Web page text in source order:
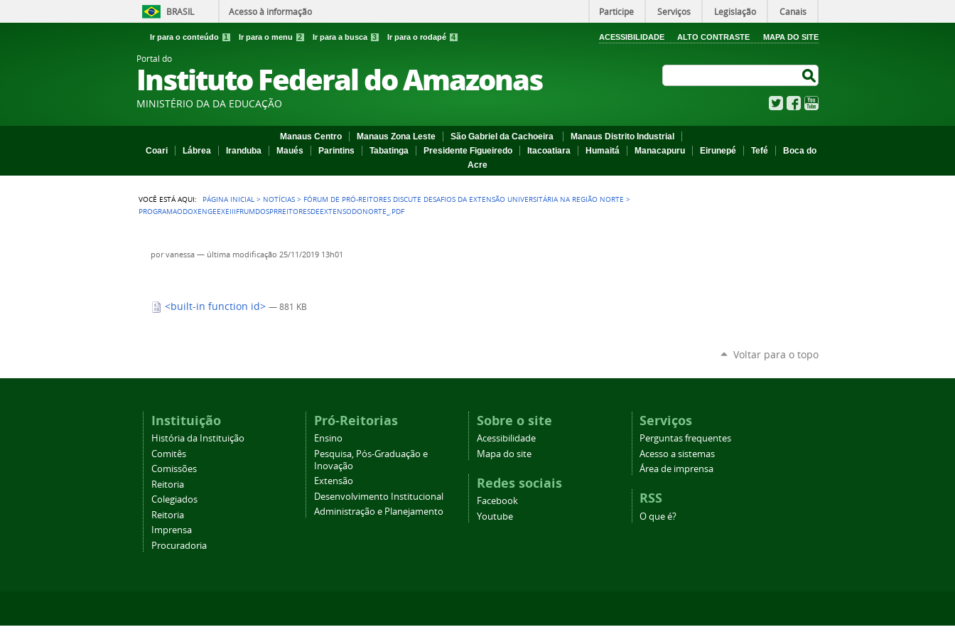
BRASIL Acesso à informação Participe Serviços Legislação Canais
Ir para o conteúdo 1 Ir para o menu 2 Ir para a busca 3 Ir para o rodapé 4 ACESSIBILIDADE ALTO CONTRASTE MAPA DO SITE
Portal do
Instituto Federal do Amazonas
MINISTÉRIO DA DA EDUCAÇÃO TwitterFacebook
Manaus Centro Manaus Zona Leste São Gabriel da Cachoeira
Manaus Distrito Industrial
Coari
Lábrea Iranduba Maués Parintins Tabatinga Presidente Figueiredo Itacoatiara Humaitá Manacapuru Eirunepé Tefé
Boca do
Acre
VOCÊ ESTÁ AQUI: PÁGINA INICIAL > NOTÍCIAS > FÓRUM DE PRÓ-REITORES DISCUTE DESAFIOS DA EXTENSÃO UNIVERSITÁRIA NA REGIÃO NORTE >
PROGRAMAODOXENGEEXEIIIFRUMDOSPRREITORESDEEXTENSODONORTE_.PDF
porvanessa— última modificação 25/11/2019 13h01
<built-in function id> — 881 KB
Voltar para o topo
Instituição
História da Instituição
Comitês
Comissões
Reitoria
Colegiados
Reitoria
Imprensa
Procuradoria
Pró-Reitorias
Ensino
Pesquisa, Pós-Graduação e
Inovação
Extensão
Desenvolvimento Institucional
Administração e Planejamento
Sobre o site
Acessibilidade
Mapa do site
Redes sociais
Facebook
Youtube
Serviços
Perguntas frequentes
Acesso a sistemas
Área de imprensa
RSS
O que é?